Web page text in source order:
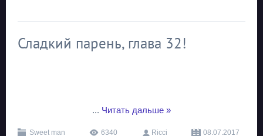
Сладкий парень, глава 32!
... Читать дальше »
Sweet man 6340 Ricci 08.07.2017